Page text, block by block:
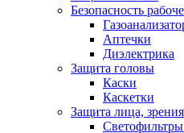
Безопасность
Аптечки
Диэлектрика
Защита головы
Каски
Каскетки
Защита лица, зрения